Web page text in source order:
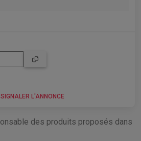
SIGNALER L'ANNONCE
des produits proposés dans